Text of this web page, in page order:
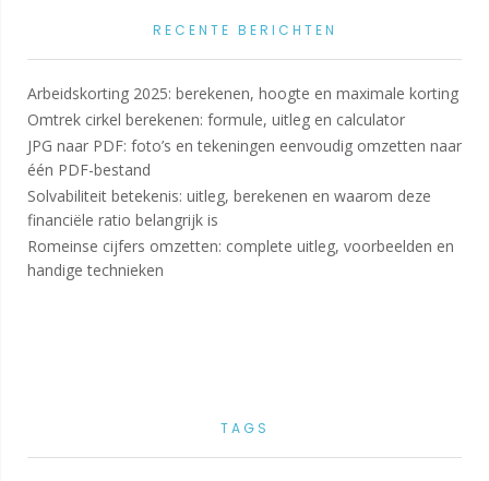
RECENTE BERICHTEN
Arbeidskorting 2025: berekenen, hoogte en maximale korting
Omtrek cirkel berekenen: formule, uitleg en calculator
JPG naar PDF: foto’s en tekeningen eenvoudig omzetten naar
één PDF-bestand
Solvabiliteit betekenis: uitleg, berekenen en waarom deze
financiële ratio belangrijk is
Romeinse cijfers omzetten: complete uitleg, voorbeelden en
handige technieken
TAGS